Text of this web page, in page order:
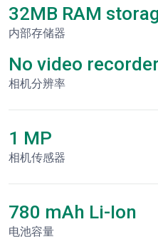
32MB RAM
内部存储器
No video recorder
相机分辨率
1 MP
相机传感器
780 mAh Li-Ion
电池容量